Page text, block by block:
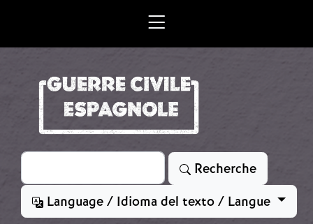
Rechercher
Recherche
Language / Idioma del texto / Langue